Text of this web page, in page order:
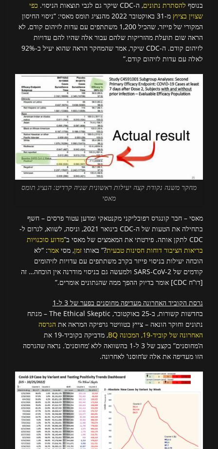
בנוסף להסתרת נתונים, ה-CDC שיקר גם לגבי תוצאות הניסוי.
כפי
שצוין בציוץ
מ-31 באוקטובר 2022 מהנציג תומס מאסי: “ניסוי החיסון
המקורי של פייזר, שהכיל 1,200 משתתפים עם עדות לזיהום קודם, לא
הראה שום תועלת מהזריקות שלהם עבור אלה שהיו להם עדויות
לזיהום קודם. ה-CDC שיקר, אמר שהמחקר הראה שהוא יעיל ב-92%
לאלה עם עדות לזיהום קודם.”
מחקר משנה נקודת קצה יעילות ראשונית שניה קרדיט: הנציג תומס
מאסי
מאסי – חבר קונגרס רפובליקני מקנטאקי ומדען עטור פרסים – חשף
בתחילה את הטעות של ה-CDC בינואר 2021, וניסה, לשווא, לגרום ל-
CDC לתקן אותה. פירטתי את המאמצים של מאסי ב”
מדוע סוכנויות
בריאות הציבור דוחות חסינות טבעית?” באותוזמן, מסיאמר: “לא
הוכחה יעילות בניסוי פייזר בקרב משתתפים עם עדויות לזיהומים
קודמים של SARS-CoV-2 ולמעשה גם בניסוי מודרנה אין הוכחה… זה
[דו”ח CDC] אומר בדיוק ההפך ממה שהנתונים אומרים.”
גרסת הקוביד האחרונה מעדיפה מחוסנים בפער של 3 ל-1
בחדשות קשורות, ב-25 באוקטובר, The Ethical Skeptic – מנתח
נתונים וחוקר הונאה – צייץ בטוויטר גרפיקה המראה את הגרסה
האחרונה של קוביד-19, המכונה BQ
, מדביקה בקוביד-19 את
ה’מחוסנים” בקצב של 3 ל-1 בהשוואה ללא ‘מחוסנים’. נראה שהגרסה
הזו מעדיפה את אלה ש’חוסנו’ לאחרונה.